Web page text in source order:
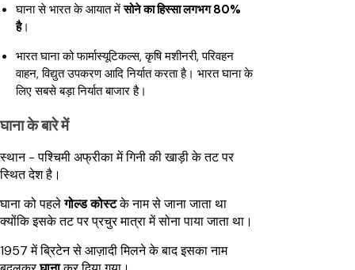
घाना से भारत के आयात मेंसोने का हिस्सा लगभग 80%
है।
भारत घाना को फार्मास्यूटिकल्स, कृषि मशीनरी, परिवहन
वाहन, विद्युत उपकरण आदि निर्यात करता है। भारत घाना के
लिए सबसे बड़ा निर्यात बाजार है।
घाना के बारे में
स्थान - पश्चिमी अफ्रीका में गिनी की खाड़ी के तट पर
स्थित देश है।
घाना को पहलेगोल्ड कोस्टके नाम से जाना जाता था
क्योंकि इसके तट पर प्रचुर मात्रा में सोना पाया जाता था।
1957 में ब्रिटेन से आज़ादी मिलने के बाद इसका नाम